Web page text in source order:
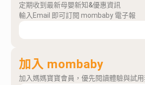
定期收到最新母嬰新知&優惠資訊
輸入Email 即可訂閱 mombaby 電子報
加入 mombaby
加入媽媽寶寶會員，優先閱讀體驗與試用